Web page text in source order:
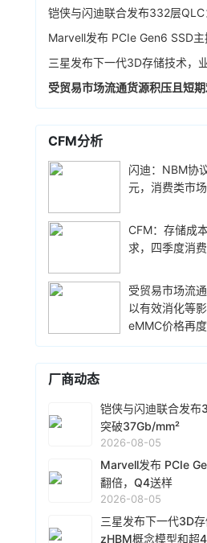
制程与EUV（极紫外光）曝
示，5A新厂最大规划产能约
求分阶段建置。产能规划上
半年开始投片，2028年月投
16小时前 14:44
数据中心和边缘计算客户签
了客户对其长期需求的信心
NBM协议的bit占比将覆盖公
上，到2028财年（2027年7
比将达到约三分之二。
具体来看，NBM协议的期限
五年，加权平均期限超过四
含固定和浮动价格部分，其
下限和上限。按价格下限计
最低预期收入合计为939亿美
于该金额。部分新业务模式协
和金融工具共同构成的金融
采购义务的影响。
16小时前 14:43
仍以实现14%-19%供应增长
年资本开支占营收的比例预
16小时前 14:42
Counterpoint Research报告
年全球高端智能手机市场（
及以上）继续展现增长韧性，
在全球智能手机总销量中的占
2025年上半年的25%以及
成本上涨推动，对中低端市场
高端OEM凭借更高的利润率
更容易消化成本上涨带来的
场承压的环境下维持了需求。
16小时前 14:27
华为数据存储产品线副总裁
据存储用户精英论坛上表示，
围内存储颗粒价格上涨是有
商都进行了多次价格调整，
造成了一定影响。不过，华
20小时前 10:48
CoreWeave宣布与Solidigm达
议，Solidigm 将优先支持
云平台的企业级固态硬盘
展了 CoreWeave 的人工智
求的增长而扩展。
20小时前 10:27
Netlist宣布，已与三星电子
协议，内容涉及专利交叉许可
技术合作。根据这项协议，三
Netlist的全部专利组合，包
内存模块（DIMM）和高带宽
术。两家公司已同意解决所
Netlist支付2.39 亿美元预付
20小时前 10:02
DeepSeek公告称，计划近期
DeepSeek API 服务的定价，
示用户合理安排使用。具体
准。
CFM分析
闪迪：NBM协
元，消费类市
CFM：存储成
求，四季度消
受贸易市场流
以有效消化等
eMMC价格再
厂商动态
铠侠与闪迪联合发
突破37Gb/mm²
2026-08-05
Marvell发布 PCIe
翻倍，Q4送样
2026-08-05
三星发布下一代3D
zHBM概念模型和超